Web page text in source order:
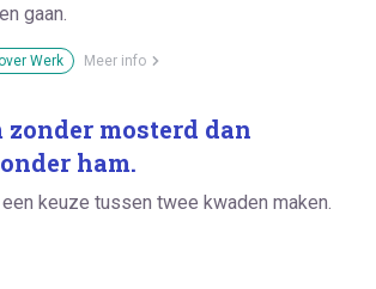
gaan.
Werk Meer info
zonder mosterd dan
ham.
keuze tussen twee kwaden maken.